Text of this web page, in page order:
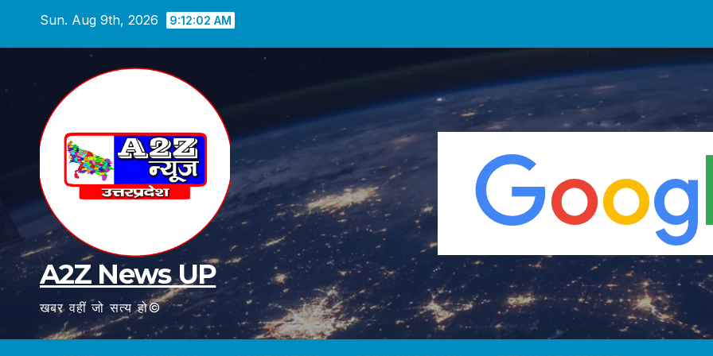
Sun. Aug 9th, 2026 9:12:04 AM
A2Z News UP
खबर वहीं जो सत्य हो©